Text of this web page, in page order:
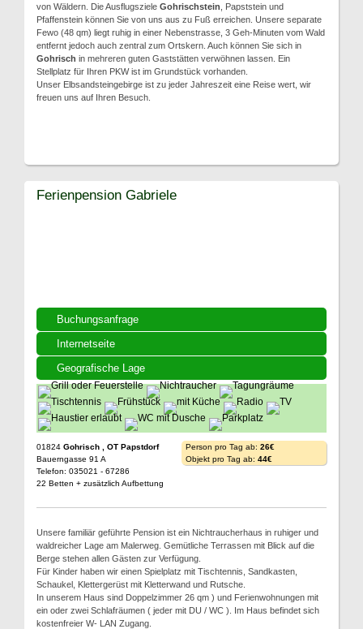
von Wäldern. Die Ausflugsziele Gohrischstein , Papststein und
Pfaffenstein können Sie von uns aus zu Fuß erreichen. Unsere separate
Fewo (48 qm) liegt ruhig in einer Nebenstrasse, 3 Geh-Minuten vom Wald
entfernt jedoch auch zentral zum Ortskern. Auch können Sie sich in
Gohrisch in mehreren guten Gaststätten verwöhnen lassen. Ein
Stellplatz für Ihren PKW ist im Grundstück vorhanden.
Unser Elbsandsteingebirge ist zu jeder Jahreszeit eine Reise wert, wir
freuen uns auf Ihren Besuch.
Buchungsanfrage
Internetseite
Geografische Lage
Ferienpension Gabriele
01824 Gohrisch , OT Papstdorf
Bauerngasse 91 A
Telefon: 035021 - 67286
22 Betten + zusätzlich Aufbettung
Person pro Tag ab: 26€
Objekt pro Tag ab: 44€
Unsere familiär geführte Pension ist ein Nichtraucherhaus in ruhiger und
waldreicher Lage am Malerweg. Gemütliche Terrassen mit Blick auf die
Berge stehen allen Gästen zur Verfügung.
Für Kinder haben wir einen Spielplatz mit Tischtennis, Sandkasten,
Schaukel, Klettergerüst mit Kletterwand und Rutsche.
In unserem Haus sind Doppelzimmer 26 qm ) und Ferienwohnungen mit
ein oder zwei Schlafräumen ( jeder mit DU / WC ). Im Haus befindet sich
kostenfreier W- LAN Zugang.